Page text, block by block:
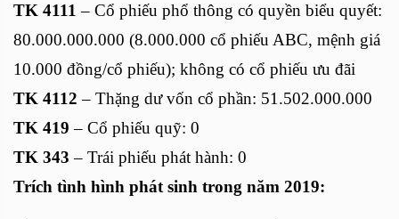
TK 4111 – Cổ phiếu phổ thông có quyền biểu quyết:
80.000.000.000 (8.000.000 cổ phiếu ABC, mệnh giá
10.000 đồng/cổ phiếu); không có cổ phiếu ưu đãi
TK 4112 – Thặng dư vốn cổ phần: 51.502.000.000
TK 419 – Cổ phiếu quỹ: 0
TK 343 – Trái phiếu phát hành: 0
Trích tình hình phát sinh trong năm 2019: